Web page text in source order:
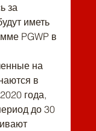
за
иметь
PGWP в
на
в
года,
до 30